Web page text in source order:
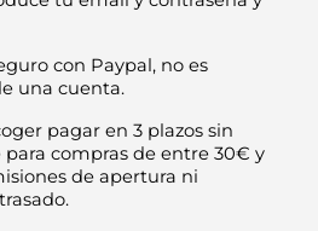
con Paypal, no es
una cuenta.
pagar en 3 plazos sin
para compras de entre 30€ y
de apertura ni